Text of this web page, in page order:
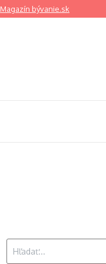
Magazín bývanie.sk